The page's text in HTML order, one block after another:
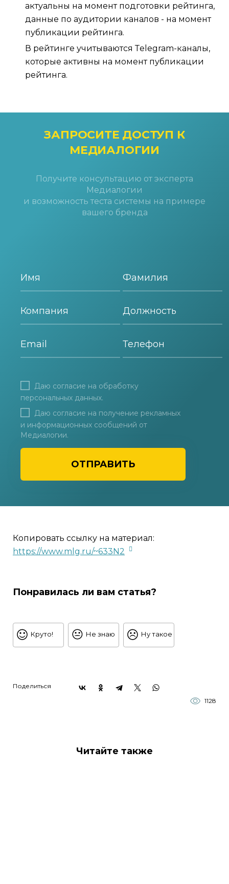
актуальны на момент подготовки рейтинга,
данные по аудитории каналов - на момент
публикации рейтинга.
В рейтинге учитываются Тelegram-каналы,
которые активны на момент публикации
рейтинга.
ЗАПРОСИТЕ ДОСТУП К
МЕДИАЛОГИИ
Получите консультацию от эксперта
Медиалогии
и возможность теста системы на примере
вашего бренда
ОТПРАВИТЬ
Даю согласие на обработку
персональных данных.
Даю согласие на получение рекламных
и информационных сообщений от
Медиалогии.
Копировать ссылку на материал:
https://www.mlg.ru/~633N2
Понравилась ли вам статья?
Круто! Не знаю Ну такое
Поделиться
1128
Читайте также